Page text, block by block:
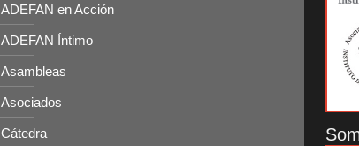
ADEFAN en Acción
ADEFAN Íntimo
Asambleas
Asociados
Cátedra